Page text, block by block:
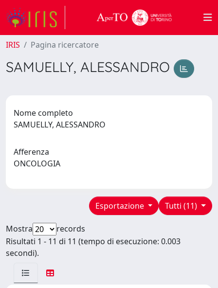
IRIS Pagina ricercatore
SAMUELLY, ALESSANDRO
Nome completo
SAMUELLY, ALESSANDRO
Afferenza
ONCOLOGIA
Tutti (11)
Esportazione
Mostra
records
Risultati 1 - 11 di 11 (tempo di esecuzione: 0.003
secondi).